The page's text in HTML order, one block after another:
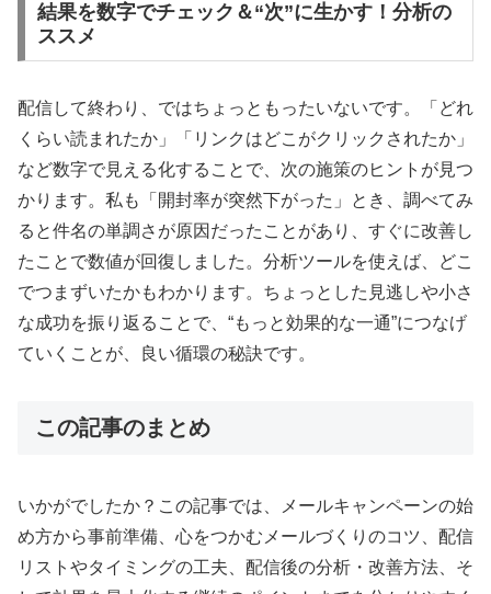
結果を数字でチェック＆“次”に生かす！分析の
ススメ
配信して終わり、ではちょっともったいないです。「どれ
くらい読まれたか」「リンクはどこがクリックされたか」
など数字で見える化することで、次の施策のヒントが見つ
かります。私も「開封率が突然下がった」とき、調べてみ
ると件名の単調さが原因だったことがあり、すぐに改善し
たことで数値が回復しました。分析ツールを使えば、どこ
でつまずいたかもわかります。ちょっとした見逃しや小さ
な成功を振り返ることで、“もっと効果的な一通”につなげ
ていくことが、良い循環の秘訣です。
この記事のまとめ
いかがでしたか？この記事では、メールキャンペーンの始
め方から事前準備、心をつかむメールづくりのコツ、配信
リストやタイミングの工夫、配信後の分析・改善方法、そ